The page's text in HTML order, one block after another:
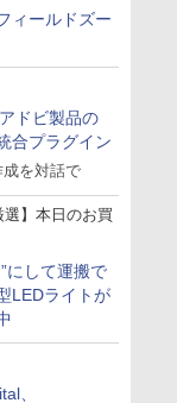
ィールドズー
ドビ製品の
合プラグイン
を対話で
選】本日のお買
にして運搬で
LEDライトが
、